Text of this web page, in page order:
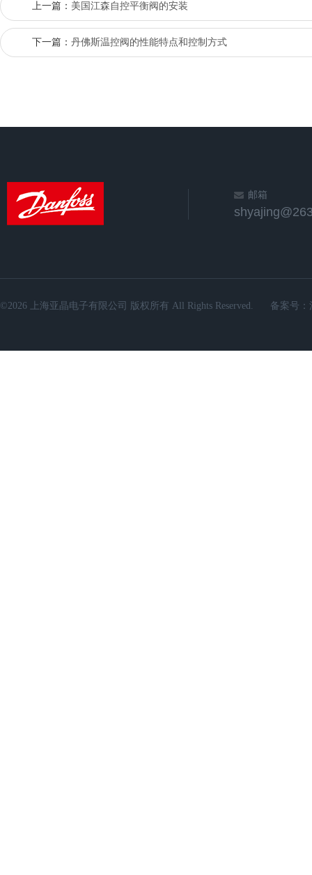
上一篇： 美国江森自控平衡阀的安装
下一篇： 丹佛斯温控阀的性能特点和控制方式
邮箱
©2026 上海亚晶电子有限公司 版权所有 All Rights Reserved. 备案号：